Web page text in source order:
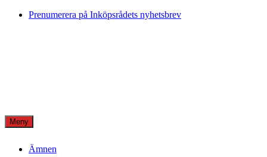
Skip
Prenumerera på Inköpsrådets nyhetsbrev
Meny
Ämnen